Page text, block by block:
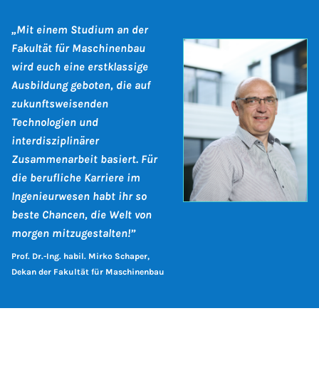
„Mit einem Studium an der
Fakultät für Maschinenbau
wird euch eine erstklassige
Ausbildung geboten, die auf
zukunftsweisenden
Technologien und
interdisziplinärer
Zusammenarbeit basiert. Für
die berufliche Karriere im
Ingenieurwesen habt ihr so
beste Chancen, die Welt von
morgen mitzugestalten!”
Prof. Dr.-Ing. habil. Mirko Schaper,
Dekan der Fakultät für Maschinenbau